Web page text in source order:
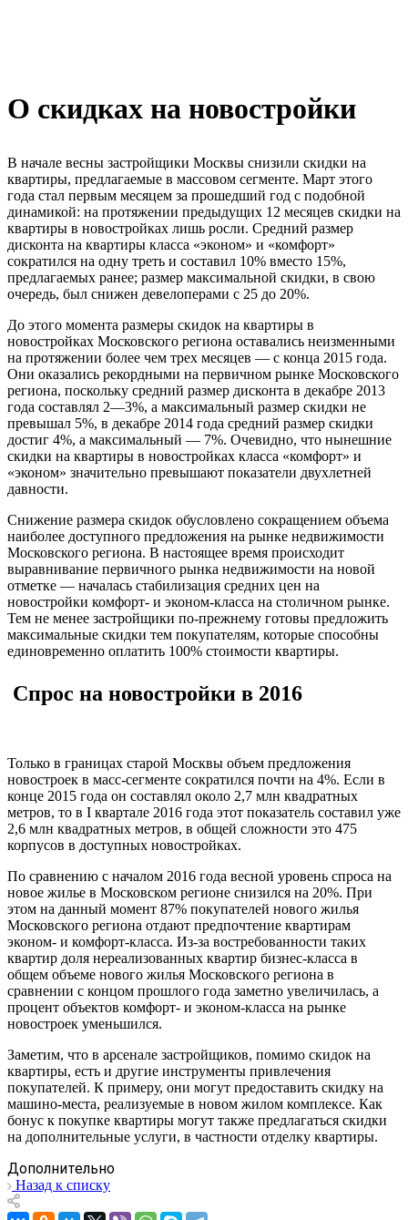
О скидках на новостройки
В начале весны застройщики Москвы снизили скидки на
квартиры, предлагаемые в массовом сегменте. Март этого
года стал первым месяцем за прошедший год с подобной
динамикой: на протяжении предыдущих 12 месяцев скидки на
квартиры в новостройках лишь росли. Средний размер
дисконта на квартиры класса «эконом» и «комфорт»
сократился на одну треть и составил 10% вместо 15%,
предлагаемых ранее; размер максимальной скидки, в свою
очередь, был снижен девелоперами с 25 до 20%.
До этого момента размеры скидок на квартиры в
новостройках Московского региона оставались неизменными
на протяжении более чем трех месяцев — с конца 2015 года.
Они оказались рекордными на первичном рынке Московского
региона, поскольку средний размер дисконта в декабре 2013
года составлял 2—3%, а максимальный размер скидки не
превышал 5%, в декабре 2014 года средний размер скидки
достиг 4%, а максимальный — 7%. Очевидно, что нынешние
скидки на квартиры в новостройках класса «комфорт» и
«эконом» значительно превышают показатели двухлетней
давности.
Снижение размера скидок обусловлено сокращением объема
наиболее доступного предложения на рынке недвижимости
Московского региона. В настоящее время происходит
выравнивание первичного рынка недвижимости на новой
отметке — началась стабилизация средних цен на
новостройки комфорт- и эконом-класса на столичном рынке.
Тем не менее застройщики по-прежнему готовы предложить
максимальные скидки тем покупателям, которые способны
единовременно оплатить 100% стоимости квартиры.
Спрос на новостройки в 2016
Только в границах старой Москвы объем предложения
новостроек в масс-сегменте сократился почти на 4%. Если в
конце 2015 года он составлял около 2,7 млн квадратных
метров, то в I квартале 2016 года этот показатель составил уже
2,6 млн квадратных метров, в общей сложности это 475
корпусов в доступных новостройках.
По сравнению с началом 2016 года весной уровень спроса на
новое жилье в Московском регионе снизился на 20%. При
этом на данный момент 87% покупателей нового жилья
Московского региона отдают предпочтение квартирам
эконом- и комфорт-класса. Из-за востребованности таких
квартир доля нереализованных квартир бизнес-класса в
общем объеме нового жилья Московского региона в
сравнении с концом прошлого года заметно увеличилась, а
процент объектов комфорт- и эконом-класса на рынке
новостроек уменьшился.
Заметим, что в арсенале застройщиков, помимо скидок на
квартиры, есть и другие инструменты привлечения
покупателей. К примеру, они могут предоставить скидку на
машино-места, реализуемые в новом жилом комплексе. Как
бонус к покупке квартиры могут также предлагаться скидки
на дополнительные услуги, в частности отделку квартиры.
Дополнительно
Назад к списку